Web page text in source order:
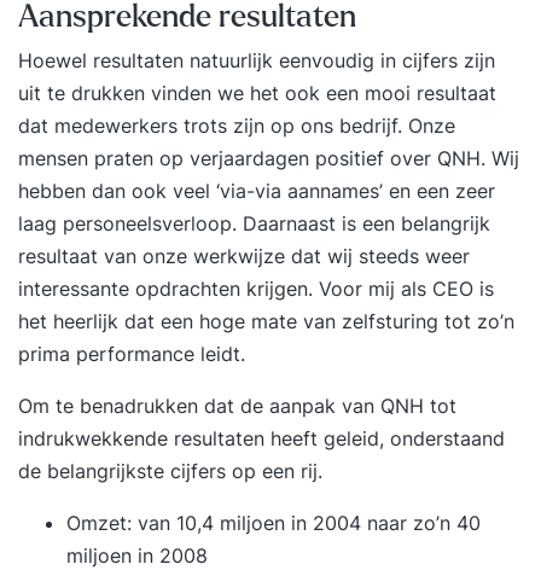
Aansprekende resultaten
Hoewel resultaten natuurlijk eenvoudig in cijfers zijn
uit te drukken vinden we het ook een mooi resultaat
dat medewerkers trots zijn op ons bedrijf. Onze
mensen praten op verjaardagen positief over QNH. Wij
hebben dan ook veel ‘via-via aannames’ en een zeer
laag personeelsverloop. Daarnaast is een belangrijk
resultaat van onze werkwijze dat wij steeds weer
interessante opdrachten krijgen. Voor mij als CEO is
het heerlijk dat een hoge mate van zelfsturing tot zo’n
prima performance leidt.
Om te benadrukken dat de aanpak van QNH tot
indrukwekkende resultaten heeft geleid, onderstaand
de belangrijkste cijfers op een rij.
Omzet: van 10,4 miljoen in 2004 naar zo’n 40
miljoen in 2008